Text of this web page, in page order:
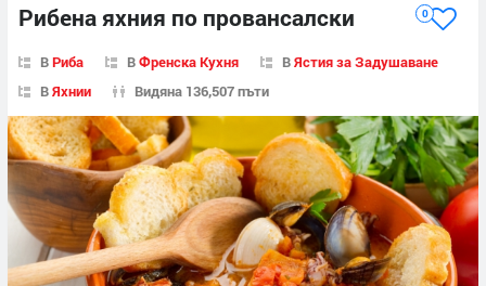
Рибена яхния по провансалски 0
ВРиба ВФренска Кухня ВЯстия за Задушаване
ВЯхнии Видяна 136,507 пъти